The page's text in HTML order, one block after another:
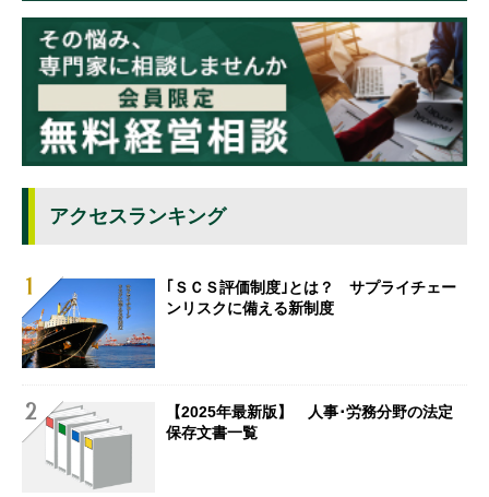
アクセスランキング
｢ＳＣＳ評価制度｣とは？ サプライチェー
ンリスクに備える新制度
【2025年最新版】 人事･労務分野の法定
保存文書一覧